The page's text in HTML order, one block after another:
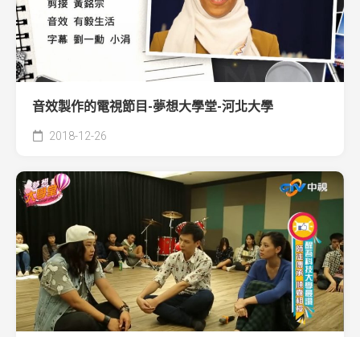
音效製作的電視節目-夢想大學堂-河北大學
2018-12-26